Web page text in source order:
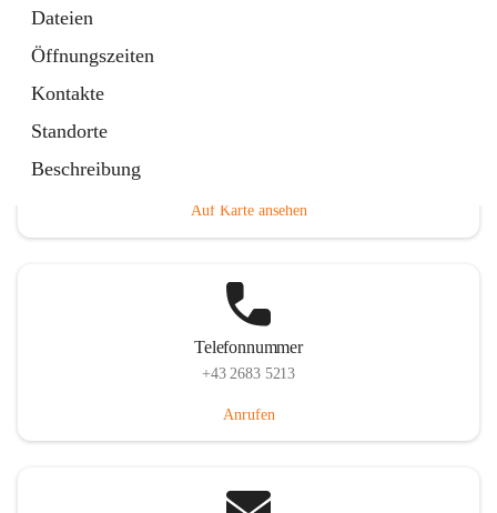
Dateien
Öffnungszeiten
Kontakte
Standorte
Beschreibung
Auf Karte ansehen
Telefonnummer
+43 2683 5213
Anrufen